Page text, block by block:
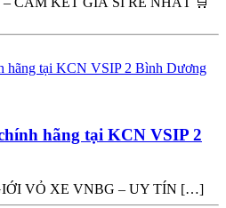
hãng tại KCN VSIP 2
VỎ XE VNBG – UY TÍN […]